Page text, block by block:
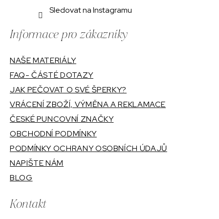
Sledovat na Instagramu
Informace pro zákazníky
NAŠE MATERIÁLY
FAQ- ČÁSTÉ DOTAZY
JAK PEČOVAT O SVÉ ŠPERKY?
VRÁCENÍ ZBOŽÍ, VÝMĚNA A REKLAMACE
ČESKÉ PUNCOVNÍ ZNAČKY
OBCHODNÍ PODMÍNKY
PODMÍNKY OCHRANY OSOBNÍCH ÚDAJŮ
NAPIŠTE NÁM
BLOG
Kontakt